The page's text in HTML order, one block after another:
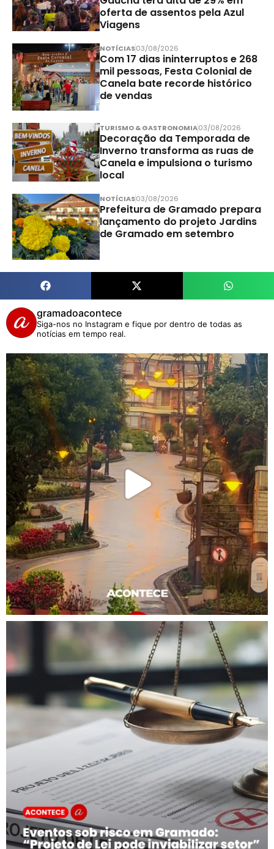
oferta de assentos pela Azul
Viagens
NOTÍCIAS03/08/2026
Com 17 dias ininterruptos e 268
mil pessoas, Festa Colonial de
Canela bate recorde histórico
de vendas
TURISMO & GASTRONOMIA03/08/2026
Decoração da Temporada de
Inverno transforma as ruas de
Canela e impulsiona o turismo
local
NOTÍCIAS03/08/2026
Prefeitura de Gramado prepara
lançamento do projeto Jardins
de Gramado em setembro
gramadoacontece
Siga-nos no Instagram e fique por dentro de todas as
notícias em tempo real.